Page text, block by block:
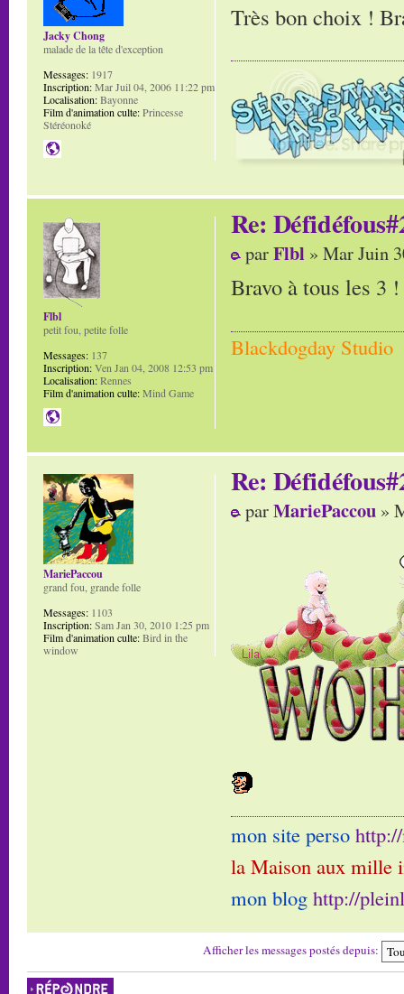
Très bon choix !
Jacky Chong
malade de la tête d'exception
Messages: 1917
Inscription:Mar Juil 04, 2006 11:22 pm
Localisation:Bayonne
Film d'animation culte:Princesse
Stéréonoké
Re:
parFlbl » Mar Juin
Bravo à tous les 3 !
Blackdogday Studio
Flbl
petit fou, petite folle
Messages: 137
Inscription:Ven Jan 04, 2008 12:53 pm
Localisation:Rennes
Film d'animation culte:Mind Game
Re:
parMariePaccou »
mon site perso
la Maison aux mille
mon blog http://
MariePaccou
grand fou, grande folle
Messages: 1103
Inscription:Sam Jan 30, 2010 1:25 pm
Film d'animation culte:Bird in the
window
Afficher les messages postés depuis:
Répondre